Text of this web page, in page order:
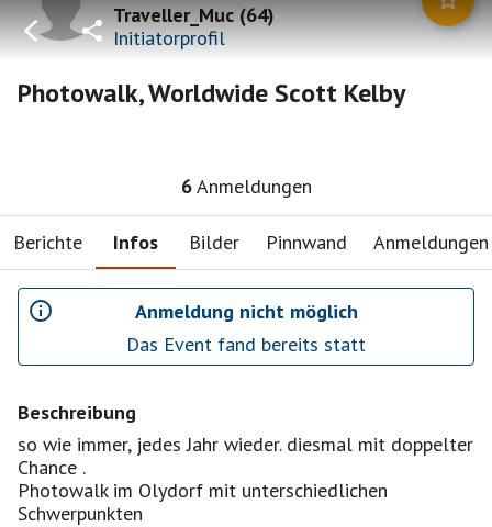
Traveller_Muc(64)
Initiatorprofil
Photowalk, Worldwide Scott Kelby
6Anmeldungen
Berichte Infos Bilder Pinnwand Anmeldungen
Anmeldung nicht möglich
Das Event fand bereits statt
Beschreibung
so wie immer, jedes Jahr wieder. diesmal mit doppelter
Chance .
Photowalk im Olydorf mit unterschiedlichen
Schwerpunkten